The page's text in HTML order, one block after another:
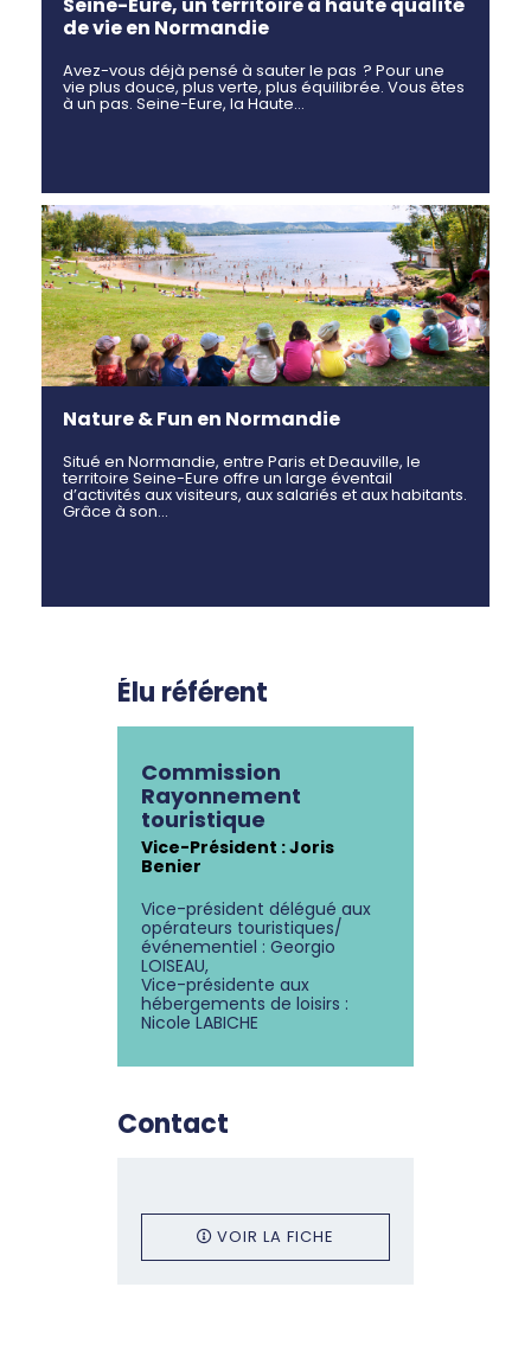
de vie en Normandie
Avez-vous déjà pensé à sauter le pas ? Pour une
vie plus douce, plus verte, plus équilibrée. Vous êtes
à un pas. Seine-Eure, la Haute…
Nature & Fun en Normandie
Situé en Normandie, entre Paris et Deauville, le
territoire Seine-Eure offre un large éventail
d’activités aux visiteurs, aux salariés et aux habitants.
Grâce à son…
Élu référent
Commission
Rayonnement
touristique
Vice-Président : Joris
Benier
Vice-président délégué aux
opérateurs touristiques/
événementiel : Georgio
LOISEAU,
Vice-présidente aux
hébergements de loisirs :
Nicole LABICHE
Contact
VOIR LA FICHE